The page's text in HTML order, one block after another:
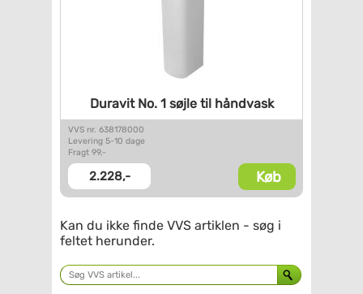
Duravit No. 1 søjle tilhåndvask
VVS nr. 638178000
Levering 5-10 dage
Fragt 99,-
2.228,- Køb
Kan du ikke finde VVS artiklen - søg i
feltet herunder.